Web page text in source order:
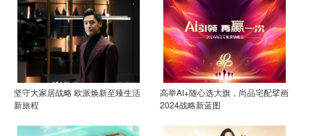
坚守大家居战略 欧派焕新至臻生活
新旅程
高举AI+随心选大旗，尚品宅配擘画
2024战略新蓝图